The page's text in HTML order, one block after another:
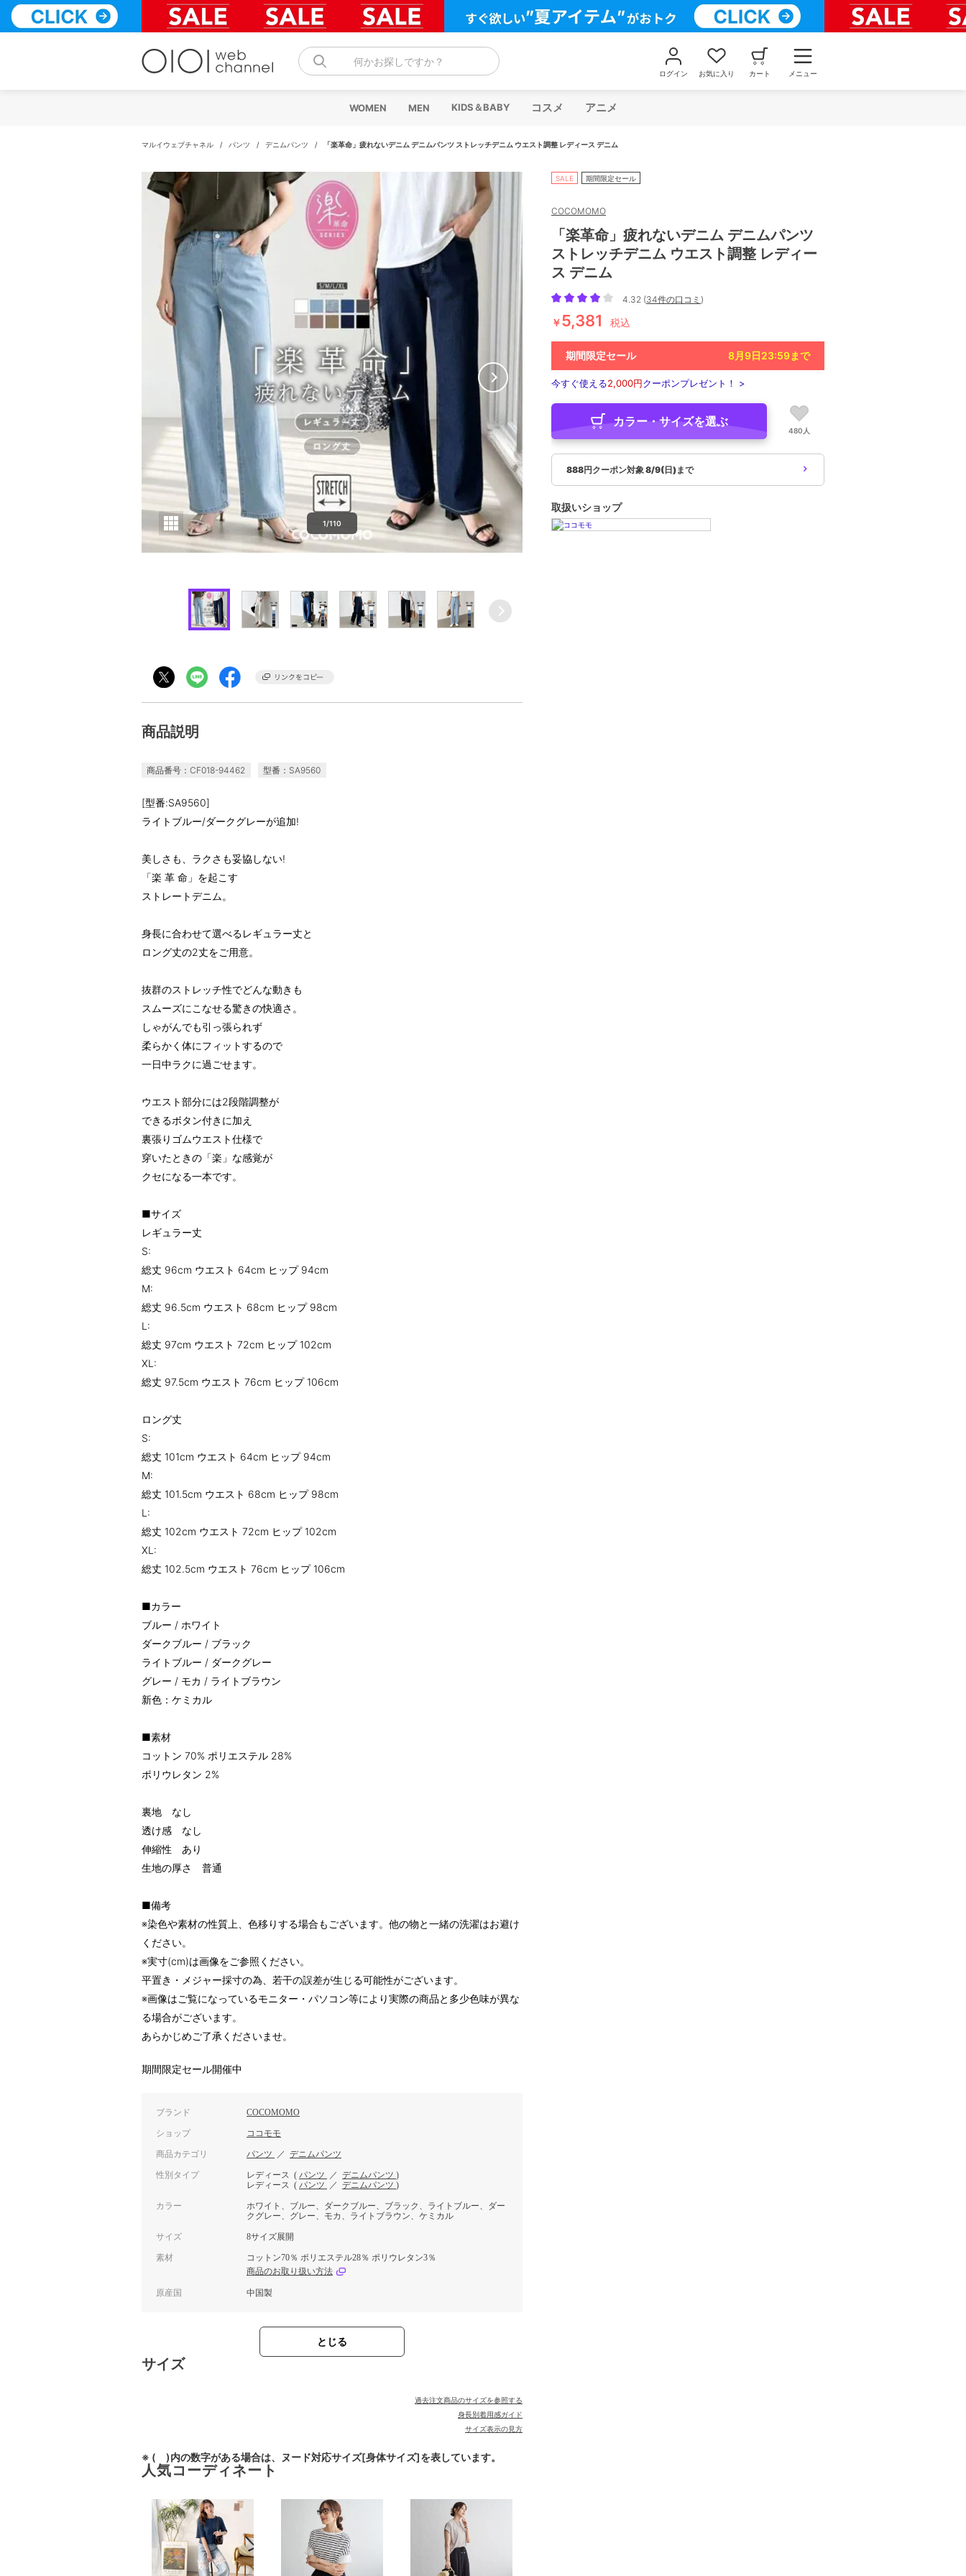
テ
何かお探しですか？
ログイン お気に入り カート メニュー
WOMEN MEN KIDS＆BABY コスメ アニメ
マルイウェブチャネル / パンツ / デニムパンツ / 「楽革命」疲れないデニム デニムパンツ ストレッチデニム ウエスト調整 レディース デニム
1/110
商品説明
商品番号：CF018-94462 型番：SA9560
[型番:SA9560]
ライトブルー/ダークグレーが追加!
美しさも、ラクさも妥協しない!
「楽 革 命」を起こす
ストレートデニム。
身長に合わせて選べるレギュラー丈と
ロング丈の2丈をご用意。
抜群のストレッチ性でどんな動きも
スムーズにこなせる驚きの快適さ。
しゃがんでも引っ張られず
柔らかく体にフィットするので
一日中ラクに過ごせます。
ウエスト部分には2段階調整が
できるボタン付きに加え
裏張りゴムウエスト仕様で
穿いたときの「楽」な感覚が
クセになる一本です。
■サイズ
レギュラー丈
S:
総丈 96cm ウエスト 64cm ヒップ 94cm
M:
総丈 96.5cm ウエスト 68cm ヒップ 98cm
L:
総丈 97cm ウエスト 72cm ヒップ 102cm
XL:
総丈 97.5cm ウエスト 76cm ヒップ 106cm
ロング丈
S:
総丈 101cm ウエスト 64cm ヒップ 94cm
M:
総丈 101.5cm ウエスト 68cm ヒップ 98cm
L:
総丈 102cm ウエスト 72cm ヒップ 102cm
XL:
総丈 102.5cm ウエスト 76cm ヒップ 106cm
■カラー
ブルー / ホワイト
ダークブルー / ブラック
ライトブルー / ダークグレー
グレー / モカ / ライトブラウン
新色：ケミカル
■素材
コットン 70% ポリエステル 28%
ポリウレタン 2%
裏地 なし
透け感 なし
伸縮性 あり
生地の厚さ 普通
■備考
※染色や素材の性質上、色移りする場合もございます。他の物と一緒の洗濯はお避け
ください。
※実寸(cm)は画像をご参照ください。
平置き・メジャー採寸の為、若干の誤差が生じる可能性がございます。
※画像はご覧になっているモニター・パソコン等により実際の商品と多少色味が異な
る場合がございます。
あらかじめご了承くださいませ。
期間限定セール開催中
ブランド COCOMOMO
ショップ ココモモ
商品カテゴリ パンツ ／ デニムパンツ
性別タイプ レディース ( パンツ ／ デニムパンツ )
レディース ( パンツ ／ デニムパンツ )
カラー
ホワイト、ブルー、ダークブルー、ブラック、ライトブルー、ダー
クグレー、グレー、モカ、ライトブラウン、ケミカル
サイズ 8サイズ展開
素材
コットン70％ ポリエステル28％ ポリウレタン3％
商品のお取り扱い方法
原産国 中国製
とじる
サイズ
過去注文商品のサイズを参照する
身長別着用感ガイド
サイズ表示の見方
※ ( )内の数字がある場合は、ヌード対応サイズ[身体サイズ]を表しています。
人気コーディネート
SALE 期間限定セール
COCOMOMO
「楽革命」疲れないデニム デニムパンツ
ストレッチデニム ウエスト調整 レディー
ス デニム
4.32 (34件の口コミ )
￥5,381 税込
期間限定セール 8月9日23:59まで
今すぐ使える2,000円クーポンプレゼント！ >
カラー・サイズを選ぶ
480人
888円クーポン対象 8/9(日)まで
取扱いショップ